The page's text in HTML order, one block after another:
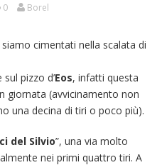
0 Borel
cimentati nella scalata di
pizzo d’Eos, infatti questa
giornata (avvicinamento non
una decina di tiri o poco più).
del Silvio”, una via molto
nei primi quattro tiri. A